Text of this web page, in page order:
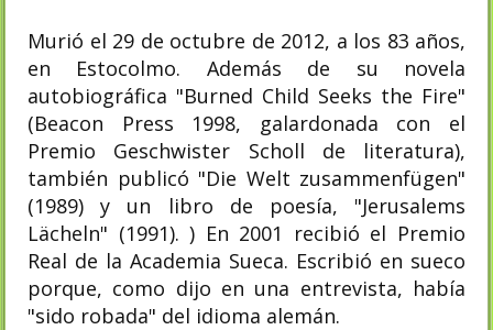
Murió el 29 de octubre de 2012, a los 83 años,
en Estocolmo. Además de su novela
autobiográfica "Burned Child Seeks the Fire"
(Beacon Press 1998, galardonada con el
Premio Geschwister Scholl de literatura),
también publicó "Die Welt zusammenfügen"
(1989) y un libro de poesía, "Jerusalems
Lächeln" (1991). ) En 2001 recibió el Premio
Real de la Academia Sueca. Escribió en sueco
porque, como dijo en una entrevista, había
"sido robada" del idioma alemán.